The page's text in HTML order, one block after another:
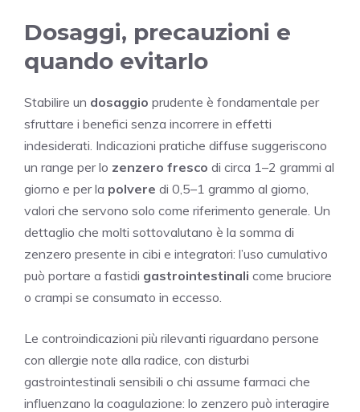
Dosaggi, precauzioni e
quando evitarlo
Stabilire un dosaggio prudente è fondamentale per
sfruttare i benefici senza incorrere in effetti
indesiderati. Indicazioni pratiche diffuse suggeriscono
un range per lo zenzero fresco di circa 1–2 grammi al
giorno e per la polvere di 0,5–1 grammo al giorno,
valori che servono solo come riferimento generale. Un
dettaglio che molti sottovalutano è la somma di
zenzero presente in cibi e integratori: l’uso cumulativo
può portare a fastidi gastrointestinali come bruciore
o crampi se consumato in eccesso.
Le controindicazioni più rilevanti riguardano persone
con allergie note alla radice, con disturbi
gastrointestinali sensibili o chi assume farmaci che
influenzano la coagulazione: lo zenzero può interagire